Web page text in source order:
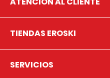
TIENDAS EROSKI
SERVICIOS